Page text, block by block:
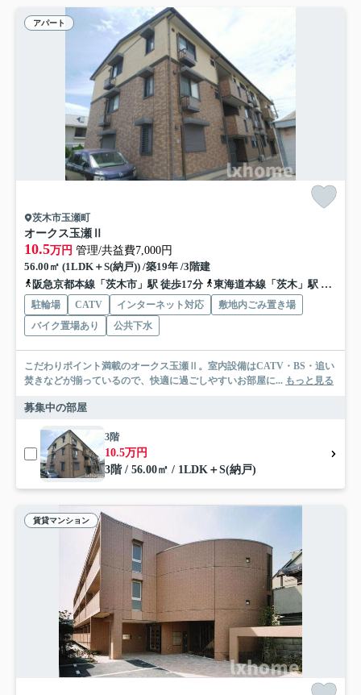
アパート
茨木市玉瀬町
オークス玉瀬Ⅱ
10.5万円 管理/共益費7,000円
56.00㎡ (1LDK＋S(納戸)) /築19年 /3階建
阪急京都本線「茨木市」駅 徒歩17分
東海道本線「茨木」駅 徒歩29分
駐輪場 CATV インターネット対応
敷地内ごみ置き場
バイク置場あり
公共下水
こだわりポイント満載のオークス玉瀬Ⅱ。室内設備はCATV・BS・追い
焚きなどが揃っているので、快適に過ごしやすいお部屋に... もっと見る
募集中の部屋
3階
10.5万円
3階 / 56.00㎡ / 1LDK＋S(納戸)
賃貸マンション